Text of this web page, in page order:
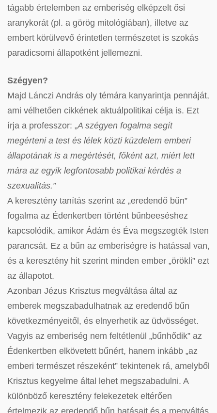
tágabb értelemben az emberiség elképzelt ősi
aranykorát (pl. a görög mitológiában), illetve az
embert körülvevő érintetlen természetet is szokás
paradicsomi állapotként jellemezni.
Szégyen?
Majd Lánczi András oly témára kanyarintja pennáját,
ami vélhetően cikkének aktuálpolitikai célja is. Ezt
írja a professzor: „A szégyen fogalma segít
megérteni a test és lélek közti küzdelem emberi
állapotának is a megértését, főként azt, miért lett
mára az egyik legfontosabb politikai kérdés a
szexualitás.”
A keresztény tanítás szerint az „eredendő bűn”
fogalma az Édenkertben történt bűnbeeséshez
kapcsolódik, amikor Ádám és Éva megszegték Isten
parancsát. Ez a bűn az emberiségre is hatással van,
és a keresztény hit szerint minden ember „örökli” ezt
az állapotot.
Azonban Jézus Krisztus megváltása által az
emberek megszabadulhatnak az eredendő bűn
következményeitől, és elnyerhetik az üdvösséget.
Vagyis az emberiség nem feltétlenül „bűnhődik” az
Édenkertben elkövetett bűnért, hanem inkább „az
emberi természet részeként” tekintenek rá, amelyből
Krisztus kegyelme által lehet megszabadulni. A
különböző keresztény felekezetek eltérően
értelmezik az eredendő bűn hatásait és a megváltás